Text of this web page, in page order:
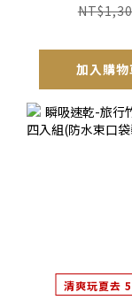
加入購物
清爽玩夏去